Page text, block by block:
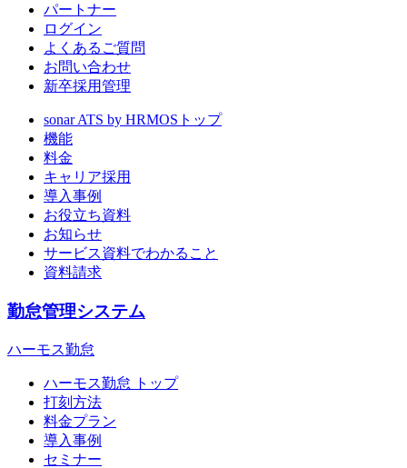
パートナー
ログイン
よくあるご質問
お問い合わせ
新卒採用管理
sonar ATS by HRMOS トップ
機能
料金
キャリア採用
導入事例
お役立ち資料
お知らせ
サービス資料でわかること
資料請求
勤怠管理システム
ハーモス勤怠
ハーモス勤怠 トップ
打刻方法
料金プラン
導入事例
セミナー